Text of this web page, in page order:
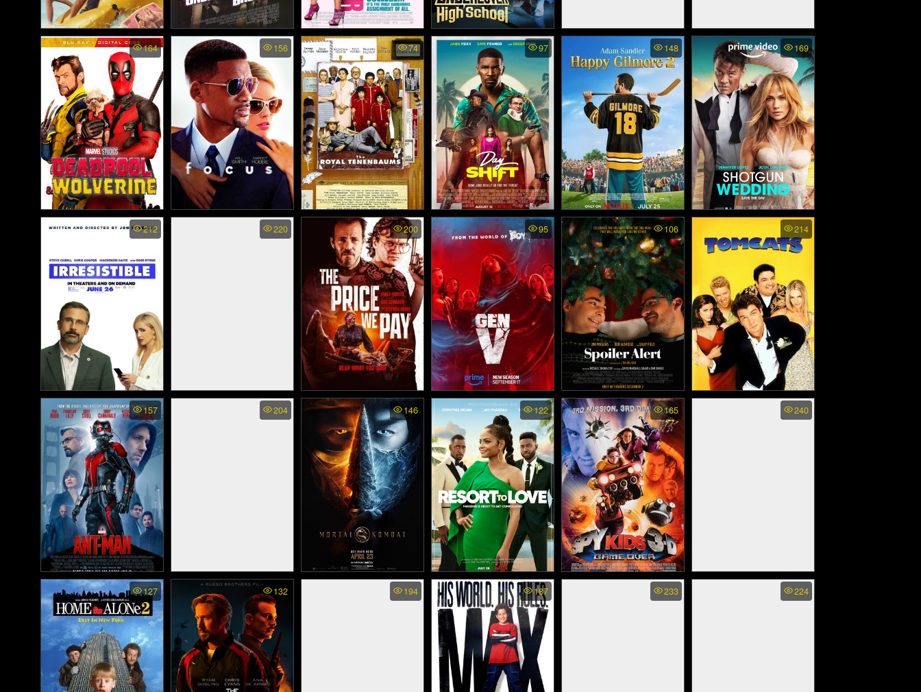
Undercover Party Crasher
(Missão Porto Seguro) -
ปาร์ตี้อำพราง (2025)
Undercover Brother
(2002)
So Undercover - ขอเฟค
เป็นสาวไฮ (2012)
Undercover High School -
ปลอมมาเรียน เนียนมาสืบ
(2025)
The Swan Princess
Royally Undercover - เจ้า
หญิงหงส์ขาว ตอน เจ้าหญิง
ยอดสายลับ (2017)
Avalanche Sharks - ฉลาม
หิมะล้านปี (2014)
164
Deadpool & Wolverine -
เดดพูล & วูล์ฟเวอรีน
156
Focus - เกมส์กล เสน่ห์คน
เหนือเมฆ (2015)
74
The Royal Tenenbaums -
ครอบครัวสติบวม (2001)
97
Day Shift - งานต้องล่า
(2022)
148
Happy Gilmore 2 - แฮปปี้
กิลมอร์ 2 (2025)
169
Shotgun Wedding - ฝ่า
วิวาห์ระห่ำ (2022)
212
Irresistible - หาเสียงอลเวง
(2020)
220
Black and Blue (2019)
200
The Price We Pay (2023)
95
Gen V ss2 พากย์ไทย
(2025)
106
Spoiler Alert - สปอยเลอร์
อะเลิร์ท (2022)
214
Tomcats (2001)
157
Ant-Man - มนุษย์มด
มหากาฬ (2015)
204
They Call Me Jeeg - พวก
เขาเรียกฉัน ว่า จีค (2015)
146
Mortal Kombat - มอร์ทัล
คอมแบท (2021)
122
Resort To Love - รีสอร์ต
รัก (2021)
165
Spy Kids 3: Game Over -
พยัคฆ์ไฮเทค 3 มิติ (2003)
240
Shifting Gears (2024)
127 132 194 187 233 224